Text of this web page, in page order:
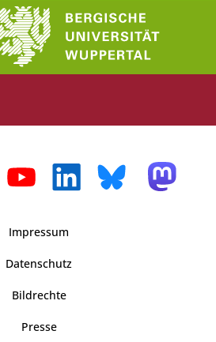
Impressum
Datenschutz
Bildrechte
Presse